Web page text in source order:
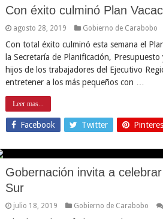
Con éxito culminó Plan
agosto 28, 2019 Gobierno de Carabobo
Con total éxito culminó esta semana el
la Secretaría de Planificación,
hijos de los trabajadores del Ejecutivo
entretener a los más pequeños con …
Leer mas...
Facebook Twitter
Gobernación invita a
Sur
julio 18, 2019 Gobierno de Carabobo